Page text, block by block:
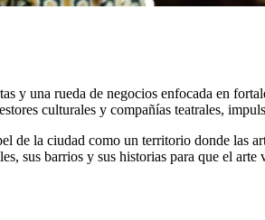
y una rueda de negocios enfocada en
culturales y compañías teatrales,
de la ciudad como un territorio donde las
sus barrios y sus historias para que el